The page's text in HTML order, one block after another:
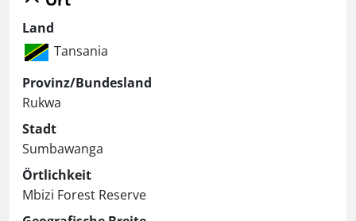
Land
Tansania
Provinz/Bundesland
Rukwa
Stadt
Sumbawanga
Örtlichkeit
Mbizi Forest Reserve